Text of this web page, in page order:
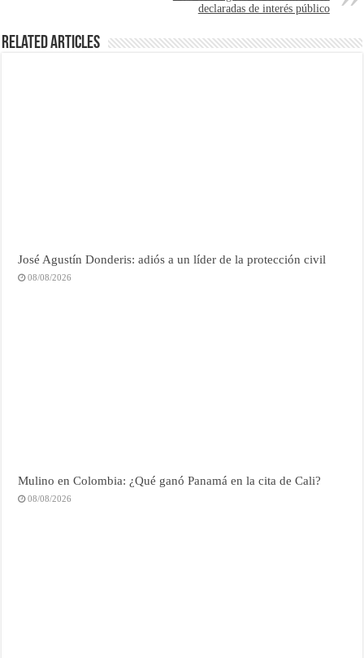
declaradas de interés público
Related Articles
José Agustín Donderis: adiós a un líder de la protección civil
08/08/2026
Mulino en Colombia: ¿Qué ganó Panamá en la cita de Cali?
08/08/2026